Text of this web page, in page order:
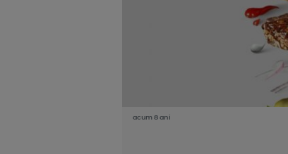
acum 8 ani